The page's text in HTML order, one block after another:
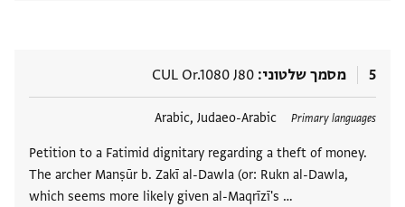
5 מסמך שלטוני CUL Or.1080 J80
Primary languages
Arabic, Judaeo-Arabic
Petition to a Fatimid dignitary regarding a theft of money.
The archer Manṣūr b. Zakī al-Dawla (or: Rukn al-Dawla,
which seems more likely given al-Maqrīzī's …
תגים